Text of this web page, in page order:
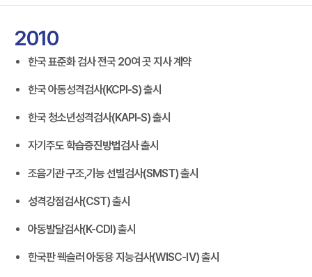
2010
한국 표준화 검사 전국 20여 곳 지사 계약
한국 아동성격검사(KCPI-S) 출시
한국 청소년성격검사(KAPI-S) 출시
자기주도 학습증진방법검사 출시
조음기관 구조,기능 선별검사(SMST) 출시
성격강점검사(CST) 출시
아동발달검사(K-CDI) 출시
한국판 웩슬러 아동용 지능검사(WISC-Ⅳ) 출시